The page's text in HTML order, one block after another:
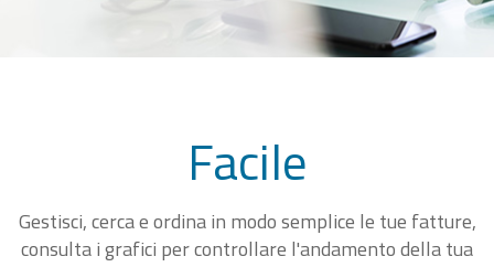
Facile
Gestisci, cerca e ordina in modo semplice le tue fatture,
consulta i grafici per controllare l'andamento della tua